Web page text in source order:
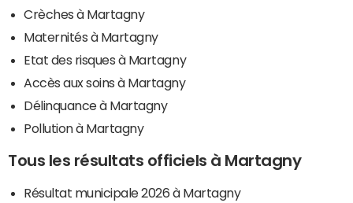
Crèches à Martagny
Maternités à Martagny
Etat des risques à Martagny
Accès aux soins à Martagny
Délinquance à Martagny
Pollution à Martagny
Tous les résultats officiels à Martagny
Résultat municipale 2026 à Martagny